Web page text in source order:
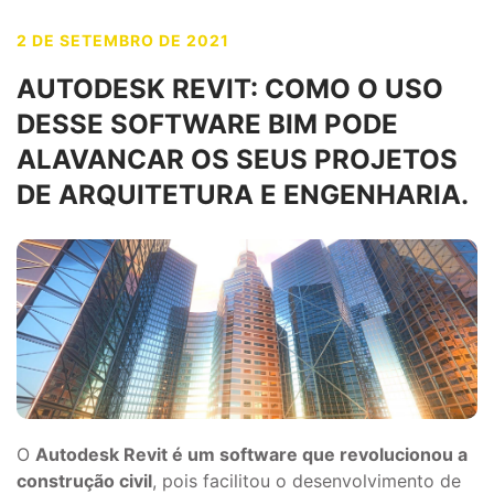
2 DE SETEMBRO DE 2021
AUTODESK REVIT: COMO O USO
DESSE SOFTWARE BIM PODE
ALAVANCAR OS SEUS PROJETOS
DE ARQUITETURA E ENGENHARIA.
O Autodesk Revit é um software que revolucionou a
construção civil, pois facilitou o desenvolvimento de